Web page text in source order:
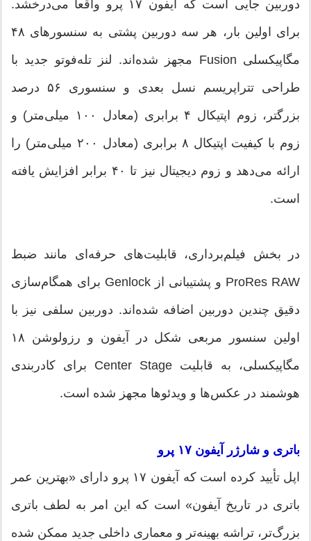
دوربین جایی است که آیفون ۱۷ پرو واقعاً می‌درخشد.
برای اولین بار، هر سه دوربین پشتی به سنسورهای ۴۸
مگاپیکسلی Fusion مجهز شده‌اند. لنز تله‌فوتو جدید با
طراحی تتراپریسم نسل بعدی و سنسوری ۵۶ درصد
بزرگتر، زوم اپتیکال ۴ برابری (معادل ۱۰۰ میلی‌متر) و
زوم با کیفیت اپتیکال ۸ برابری (معادل ۲۰۰ میلی‌متر) را
ارائه می‌دهد و زوم دیجیتال نیز تا ۴۰ برابر افزایش یافته
است.
در بخش فیلم‌برداری، قابلیت‌های حرفه‌ای مانند ضبط
ProRes RAW و پشتیبانی از Genlock برای همگام‌سازی
دقیق چندین دوربین اضافه شده‌اند. دوربین سلفی نیز با
اولین سنسور مربعی شکل در آیفون و رزولوشن ۱۸
مگاپیکسلی، به قابلیت Center Stage برای کادربندی
هوشمند در عکس‌ها و ویدئوها مجهز شده است.
باتری و شارژر آیفون ۱۷ پرو
اپل تأیید کرده است که آیفون ۱۷ پرو دارای «بهترین عمر
باتری در تاریخ آیفون» است که این امر به لطف باتری
بزرگ‌تر، تراشه بهینه‌تر و معماری داخلی جدید ممکن شده